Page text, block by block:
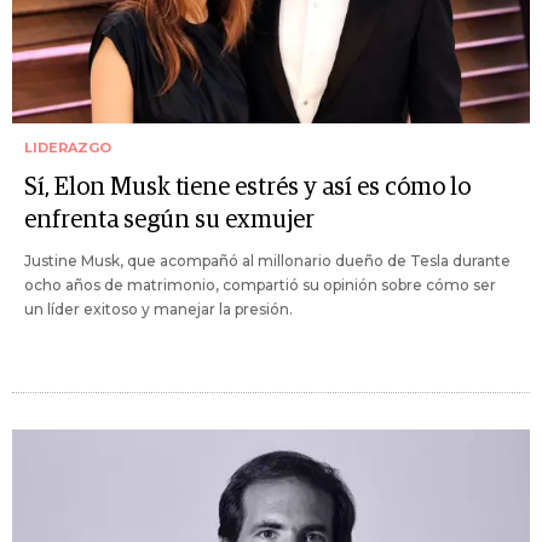
LIDERAZGO
Sí, Elon Musk tiene estrés y así es cómo lo
enfrenta según su exmujer
Justine Musk, que acompañó al millonario dueño de Tesla durante
ocho años de matrimonio, compartió su opinión sobre cómo ser
un líder exitoso y manejar la presión.